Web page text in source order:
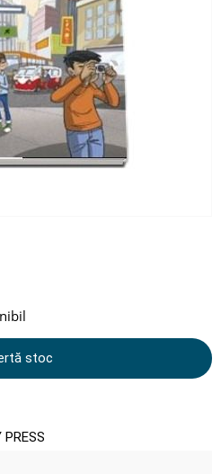
stoc
PRESS